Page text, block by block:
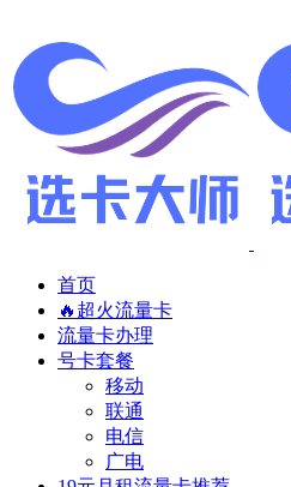
首页
🔥超火流量卡
流量卡办理
号卡套餐
移动
联通
电信
广电